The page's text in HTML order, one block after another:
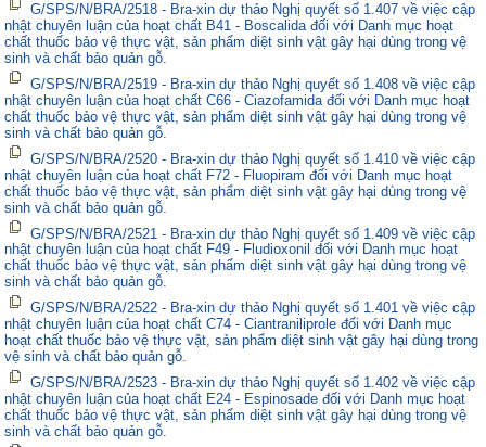
G/SPS/N/BRA/2518 - Bra-xin dự thảo Nghị quyết số 1.407 về việc cập
nhật chuyên luận của hoạt chất B41 - Boscalida đối với Danh mục hoạt
chất thuốc bảo vệ thực vật, sản phẩm diệt sinh vật gây hại dùng trong vệ
sinh và chất bảo quản gỗ.
G/SPS/N/BRA/2519 - Bra-xin dự thảo Nghị quyết số 1.408 về việc cập
nhật chuyên luận của hoạt chất C66 - Ciazofamida đối với Danh mục hoạt
chất thuốc bảo vệ thực vật, sản phẩm diệt sinh vật gây hại dùng trong vệ
sinh và chất bảo quản gỗ.
G/SPS/N/BRA/2520 - Bra-xin dự thảo Nghị quyết số 1.410 về việc cập
nhật chuyên luận của hoạt chất F72 - Fluopiram đối với Danh mục hoạt
chất thuốc bảo vệ thực vật, sản phẩm diệt sinh vật gây hại dùng trong vệ
sinh và chất bảo quản gỗ.
G/SPS/N/BRA/2521 - Bra-xin dự thảo Nghị quyết số 1.409 về việc cập
nhật chuyên luận của hoạt chất F49 - Fludioxonil đối với Danh mục hoạt
chất thuốc bảo vệ thực vật, sản phẩm diệt sinh vật gây hại dùng trong vệ
sinh và chất bảo quản gỗ.
G/SPS/N/BRA/2522 - Bra-xin dự thảo Nghị quyết số 1.401 về việc cập
nhật chuyên luận của hoạt chất C74 - Ciantraniliprole đối với Danh mục
hoạt chất thuốc bảo vệ thực vật, sản phẩm diệt sinh vật gây hại dùng trong
vệ sinh và chất bảo quản gỗ.
G/SPS/N/BRA/2523 - Bra-xin dự thảo Nghị quyết số 1.402 về việc cập
nhật chuyên luận của hoạt chất E24 - Espinosade đối với Danh mục hoạt
chất thuốc bảo vệ thực vật, sản phẩm diệt sinh vật gây hại dùng trong vệ
sinh và chất bảo quản gỗ.